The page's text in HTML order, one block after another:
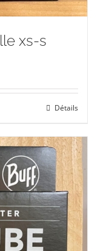
xs-s
Détails